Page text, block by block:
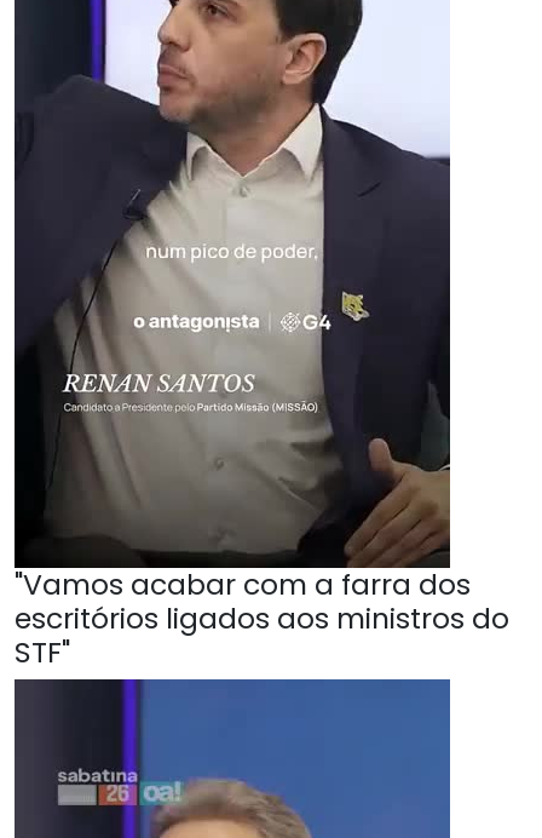
"Vamos acabar com a farra dos
escritórios ligados aos ministros do
STF"